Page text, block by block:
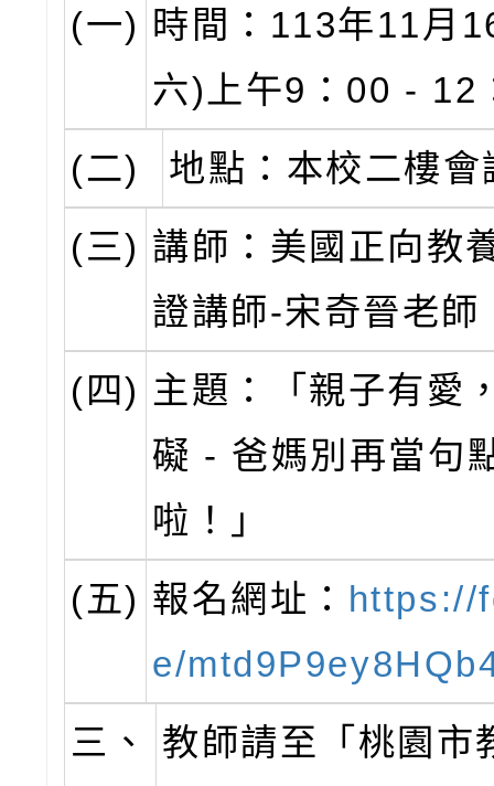
(一) 時間：113年11月
六)上午9：00 - 12
(二)
地點：本校二樓會
(三) 講師：美國正向教
證講師-宋奇晉老師
(四) 主題：「親子有愛
礙 - 爸媽別再當句
啦！」
(五) 報名網址： https://
e/
三、
教師請至「桃園市